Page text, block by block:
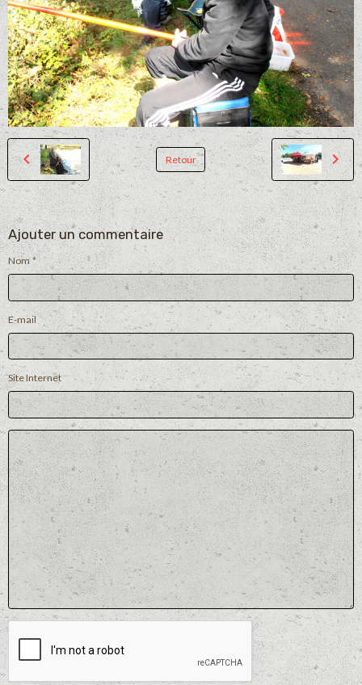
Retour
Ajouter un commentaire
Nom
E-mail
Site Internet